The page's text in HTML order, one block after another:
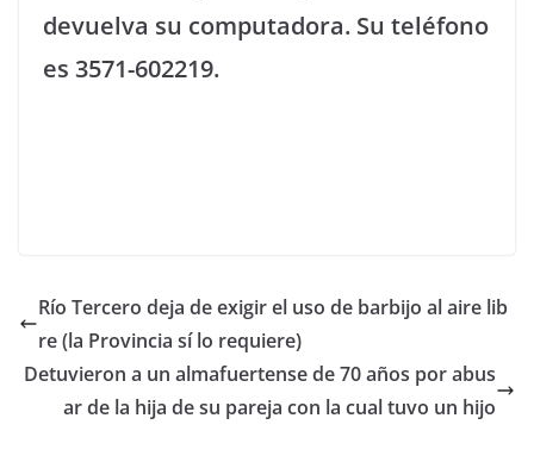
devuelva su computadora. Su teléfono
es 3571-602219.
Río Tercero deja de exigir el uso de barbijo al aire lib
re (la Provincia sí lo requiere)
Detuvieron a un almafuertense de 70 años por abus
ar de la hija de su pareja con la cual tuvo un hijo